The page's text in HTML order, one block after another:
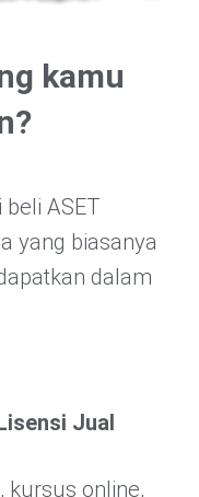
kamu
ASET
yang biasanya
dalam
Jual
kursus online,